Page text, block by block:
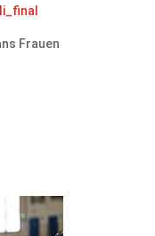
Frauen